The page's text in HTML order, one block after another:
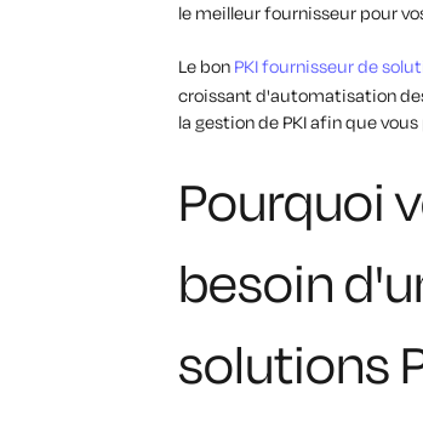
le meilleur fournisseur pour
Le bon PKI fournisseur de
croissant d'automatisation
la gestion de PKI afin que
Pourquoi
besoin
solutions